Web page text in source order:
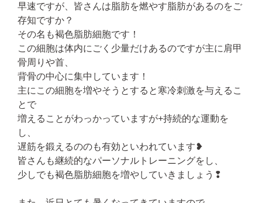
早速ですが、皆さんは脂肪を燃やす脂肪があるのをご
存知ですか？
その名も褐色脂肪細胞です！
この細胞は体内にごく少量だけあるのですが主に肩甲
骨周りや首、
背骨の中心に集中しています！
主にこの細胞を増やそうとすると寒冷刺激を与えるこ
とで
増えることがわっかっていますが+持続的な運動を
し、
遅筋を鍛えるののも有効といわれています❥
皆さんも継続的なパーソナルトレーニングをし、
少しでも褐色脂肪細胞を増やしていきましょう❢